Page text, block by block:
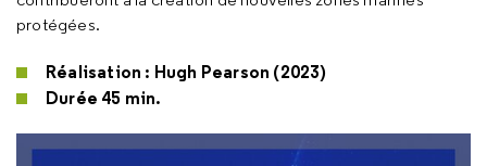
protégées.
Réalisation : Hugh Pearson (2023)
Durée 45 min.